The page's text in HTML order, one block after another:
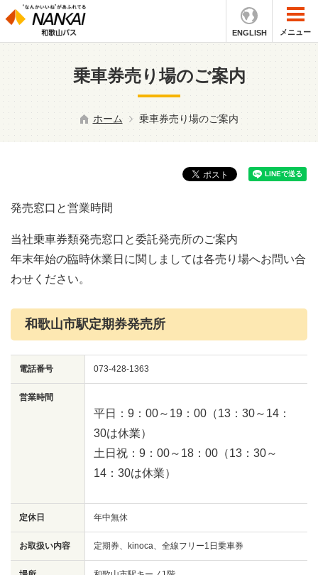
ENGLISH メニュー
乗車券売り場のご案内
ホーム 乗車券売り場のご案内
発売窓口と営業時間
当社乗車券類発売窓口と委託発売所のご案内
年末年始の臨時休業日に関しましては各売り場へお問い合
わせください。
和歌山市駅定期券発売所
電話番号 073-428-1363
営業時間
平日：9：00～19：00（13：30～14：
30は休業）
土日祝：9：00～18：00（13：30～
14：30は休業）
定休日 年中無休
お取扱い内容 定期券、kinoca、全線フリー1日乗車券